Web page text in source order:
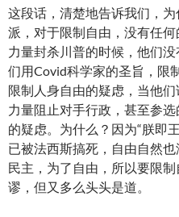
这段话，清楚地告诉我们，
派，对于限制自由，没有任
力量封杀川普的时候，他们
们用Covid科学家的圣旨，限
限制人身自由的疑虑，当他
力量阻止对手行政，甚至参
的疑虑。为什么？因为“朕即
已被法西斯搞死，自由自然
民主，为了自由，所以要限
谬，但又多么头头是道。